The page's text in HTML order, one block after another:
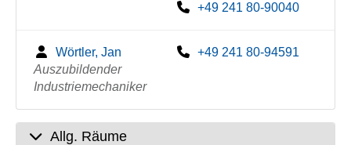
+49 241 80-90040
Wörtler, Jan
Auszubildender
Industriemechaniker
+49 241 80-94591
Allg. Räume